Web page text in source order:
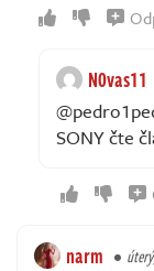
N0vas11
SONY čte
narm